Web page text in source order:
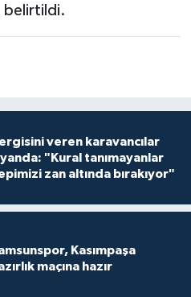
belirtildi.
veren karavancılar
"Kural tanımayanlar
zan altında bırakıyor"
Kasımpaşa
maçına hazır